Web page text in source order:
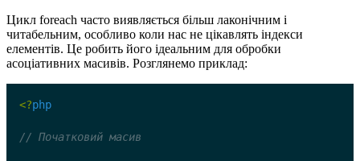
Цикл foreach часто виявляється більш лаконічним і
читабельним, особливо коли нас не цікавлять індекси
елементів. Це робить його ідеальним для обробки
асоціативних масивів. Розглянемо приклад:
<?php
// Початковий масив